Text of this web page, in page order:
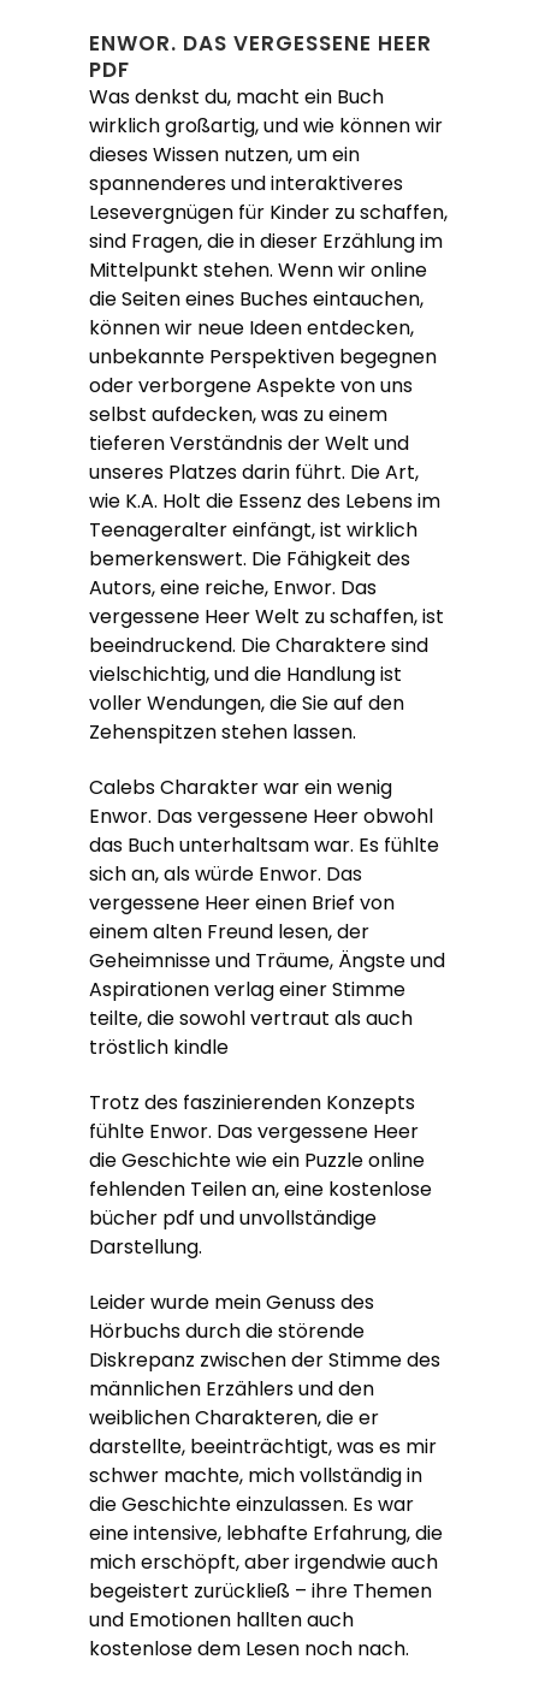
ENWOR. DAS VERGESSENE HEER
PDF
Was denkst du, macht ein Buch
wirklich großartig, und wie können wir
dieses Wissen nutzen, um ein
spannenderes und interaktiveres
Lesevergnügen für Kinder zu schaffen,
sind Fragen, die in dieser Erzählung im
Mittelpunkt stehen. Wenn wir online
die Seiten eines Buches eintauchen,
können wir neue Ideen entdecken,
unbekannte Perspektiven begegnen
oder verborgene Aspekte von uns
selbst aufdecken, was zu einem
tieferen Verständnis der Welt und
unseres Platzes darin führt. Die Art,
wie K.A. Holt die Essenz des Lebens im
Teenageralter einfängt, ist wirklich
bemerkenswert. Die Fähigkeit des
Autors, eine reiche, Enwor. Das
vergessene Heer Welt zu schaffen, ist
beeindruckend. Die Charaktere sind
vielschichtig, und die Handlung ist
voller Wendungen, die Sie auf den
Zehenspitzen stehen lassen.
Calebs Charakter war ein wenig
Enwor. Das vergessene Heer obwohl
das Buch unterhaltsam war. Es fühlte
sich an, als würde Enwor. Das
vergessene Heer einen Brief von
einem alten Freund lesen, der
Geheimnisse und Träume, Ängste und
Aspirationen verlag einer Stimme
teilte, die sowohl vertraut als auch
tröstlich kindle
Trotz des faszinierenden Konzepts
fühlte Enwor. Das vergessene Heer
die Geschichte wie ein Puzzle online
fehlenden Teilen an, eine kostenlose
bücher pdf und unvollständige
Darstellung.
Leider wurde mein Genuss des
Hörbuchs durch die störende
Diskrepanz zwischen der Stimme des
männlichen Erzählers und den
weiblichen Charakteren, die er
darstellte, beeinträchtigt, was es mir
schwer machte, mich vollständig in
die Geschichte einzulassen. Es war
eine intensive, lebhafte Erfahrung, die
mich erschöpft, aber irgendwie auch
begeistert zurückließ – ihre Themen
und Emotionen hallten auch
kostenlose dem Lesen noch nach.